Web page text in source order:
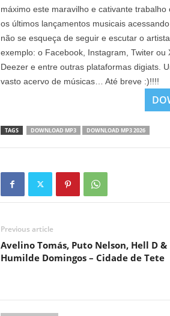
máximo este maravilho e cativante
os últimos lançamentos musicais
não se esqueça de seguir e escutar o
exemplo: o Facebook, Instagram, Twiter ou
Deezer e entre outras plataformas digiats.
vasto acervo de músicas… Até breve :)!!!!
TAGS DOWNLOAD MP3 DOWNLOAD MP3 2026
Previous article
Avelino Tomás, Puto Nelson, Hell D &
Humilde Domingos – Cidade de Tete